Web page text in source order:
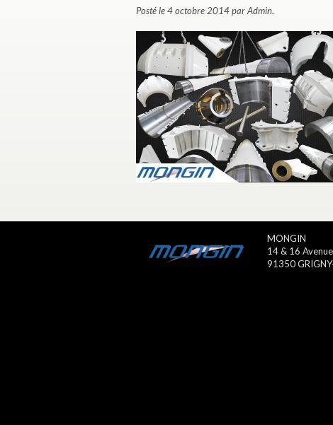
Posté le 4 octobre 2014 par Admin.
MONGIN
14 & 16
91350